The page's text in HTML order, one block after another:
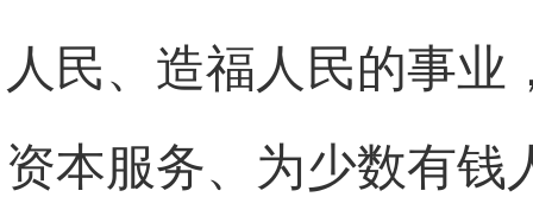
人民、造福人民的事业
资本服务、为少数有钱